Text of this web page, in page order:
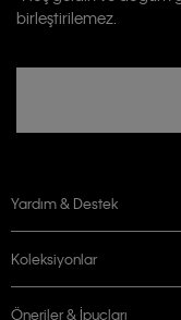
birleştirilemez.
Yardım & Destek
Koleksiyonlar
Öneriler & İpuçları